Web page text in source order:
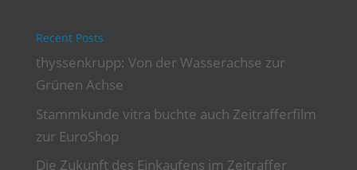
Recent Posts
thyssenkrupp: Von der Wasserachse zur
Grünen Achse
Stammkunde vitra buchte auch Zeitrafferfilm
zur EuroShop
Die Zukunft des Einkaufens im Zeitraffer